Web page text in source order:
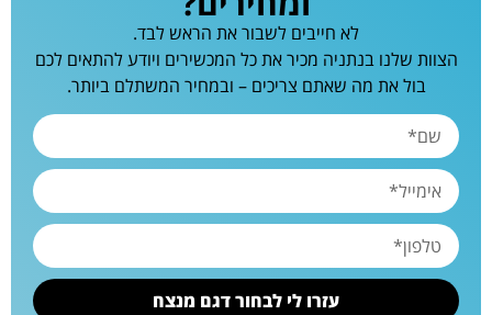
לא חייבים לשבור את הראש לבד.
הצוות שלנו בנתניה מכיר את כל המכשירים ויודע להתאים לכם
בול את מה שאתם צריכים – ובמחיר המשתלם ביותר.
עזרו לי לבחור דגם מנצח